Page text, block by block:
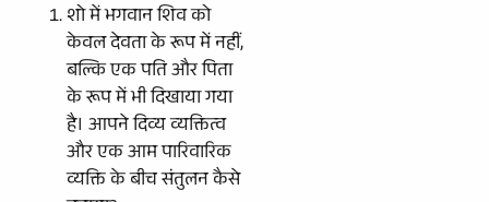
शो में भगवान शिव को
केवल देवता के रूप में नहीं,
बल्कि एक पति और पिता
के रूप में भी दिखाया गया
है। आपने दिव्य व्यक्तित्व
और एक आम पारिवारिक
व्यक्ति के बीच संतुलन कैसे